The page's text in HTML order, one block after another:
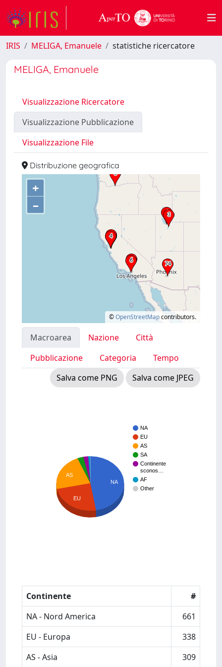
IRIS MELIGA, Emanuele statistiche ricercatore
MELIGA, Emanuele
Visualizzazione Ricercatore
Visualizzazione Pubblicazione
Visualizzazione File
Distribuzione geografica
+
–
©OpenStreetMapcontributors.
Macroarea Nazione
Città
Pubblicazione
Categoria
Tempo
Salva come PNG
Salva come JPEG
NA
EU
AS
SA
Continente
sconos…
AF
Other
NA
AS
EU
Continente
#
NA - Nord America
661
EU - Europa
338
AS - Asia
309